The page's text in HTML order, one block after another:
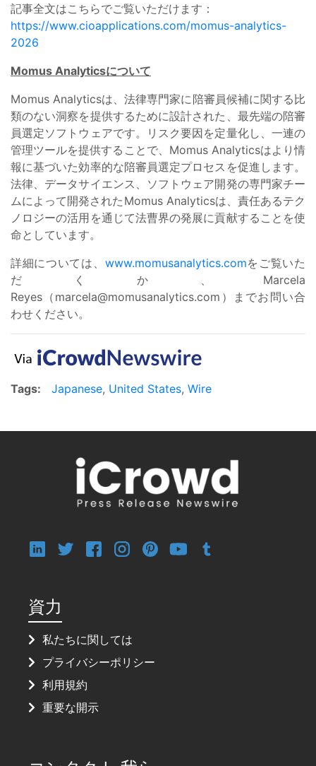
記事全文はこちらでご覧いただけます：
https://www.cioapplications.com/momus-analytics-
2026
Momus Analyticsについて
Momus Analyticsは、法律専門家に陪審員候補に関する比
類のない洞察を提供するために設計された、最先端の陪審
員選定ソフトウェアです。リスク要因を定量化し、一連の
管理ツールを提供することで、Momus Analyticsはより情
報に基づいた効率的な陪審員選定プロセスを促進します。
法律、データサイエンス、ソフトウェア開発の専門家チー
ムによって開発されたMomus Analyticsは、責任あるテク
ノロジーの活用を通じて法曹界の発展に貢献することを使
命としています。
詳細については、 www.momusanalytics.comをご覧いた
だくか、Marcela
Reyes（ marcela@momusanalytics.com ）までお問い合
わせください。
Tags: Japanese, United States, Wire
資力
私たちに関しては
プライバシーポリシー
利用規約
重要な開示